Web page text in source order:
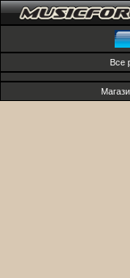
Все